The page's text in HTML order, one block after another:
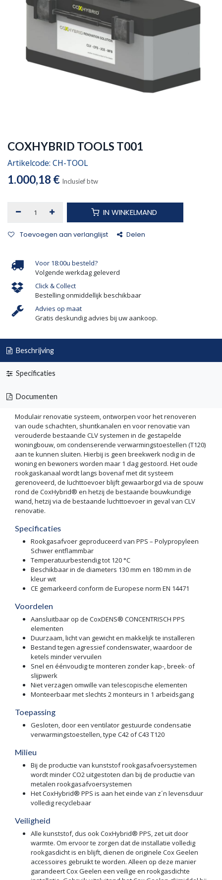
COXHYBRID TOOLS T001
Artikelcode: CH-TOOL
1.000,18 € Inclusief btw
IN WINKELMAND
Toevoegen aan verlanglijst Delen
Voor 18:00u besteld?
Volgende werkdag geleverd
Click & Collect
Bestelling onmiddellijk beschikbaar
Advies op maat
Gratis deskundig advies bij uw aankoop.
Beschrijving
Specificaties
Documenten
Modulair renovatie systeem, ontworpen voor het renoveren
van oude schachten, shuntkanalen en voor renovatie van
verouderde bestaande CLV systemen in de gestapelde
woningbouw, om condenserende verwarmingstoestellen (T120)
aan te kunnen sluiten. Hierbij is geen breekwerk nodig in de
woning en bewoners worden maar 1 dag gestoord. Het oude
rookgaskanaal wordt langs bovenaf met dit systeem
gerenoveerd, de luchttoevoer blijft gewaarborgd via de spouw
rond de CoxHybrid® en hetzij de bestaande bouwkundige
wand, hetzij via de bestaande luchttoevoer in geval van CLV
renovatie.
Specificaties
Rookgasafvoer geproduceerd van PPS – Polypropyleen
Schwer entflammbar
Temperatuurbestendig tot 120 °C
Beschikbaar in de diameters 130 mm en 180 mm in de
kleur wit
CE gemarkeerd conform de Europese norm EN 14471
Voordelen
Aansluitbaar op de CoxDENS® CONCENTRISCH PPS
elementen
Duurzaam, licht van gewicht en makkelijk te installeren
Bestand tegen agressief condenswater, waardoor de
ketels minder vervuilen
Snel en éénvoudig te monteren zonder kap-, breek- of
slijpwerk
Niet verzagen omwille van telescopische elementen
Monteerbaar met slechts 2 monteurs in 1 arbeidsgang
Toepassing
Gesloten, door een ventilator gestuurde condensatie
verwarmingstoestellen, type C42 of C43 T120
Milieu
Bij de productie van kunststof rookgasafvoersystemen
wordt minder CO2 uitgestoten dan bij de productie van
metalen rookgasafvoersystemen
Het CoxHybrid® PPS is aan het einde van z´n levensduur
volledig recyclebaar
Veiligheid
Alle kunststof, dus ook CoxHybrid® PPS, zet uit door
warmte. Om ervoor te zorgen dat de installatie volledig
rookgasdicht is en blijft, dienen de originele Cox Geelen
accessoires gebruikt te worden. Alleen op deze manier
garandeert Cox Geelen een veilige en rookgasdichte